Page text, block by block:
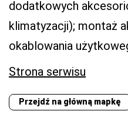
dodatkowych
klimatyzacji); montaż
okablowania
Strona serwisu
Przejdź na główną mapkę